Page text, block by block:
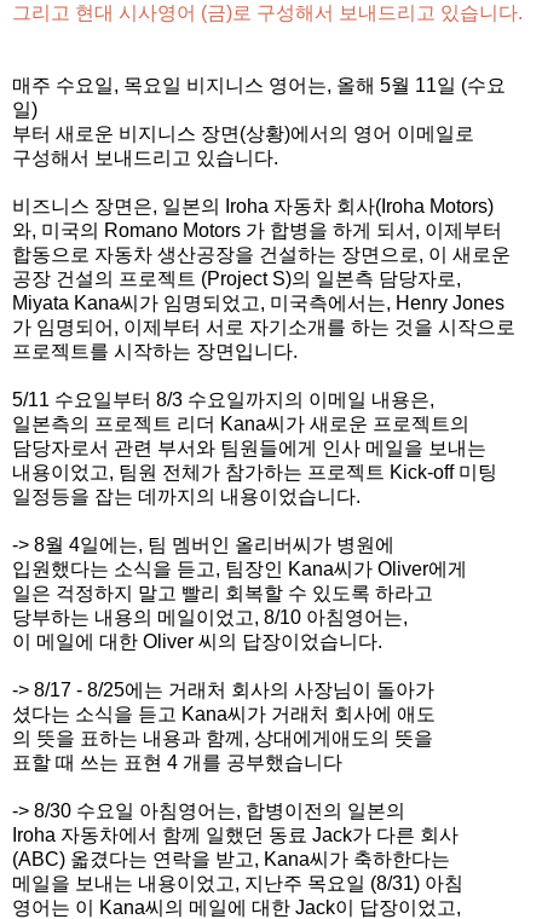
그리고 현대 시사영어 (금)로 구성해서 보내드리고 있습니다.
매주 수요일, 목요일 비지니스 영어는, 올해 5월 11일 (수요
일)
부터 새로운 비지니스 장면(상황)에서의 영어 이메일로
구성해서 보내드리고 있습니다.
비즈니스 장면은, 일본의 Iroha 자동차 회사(Iroha Motors)
와, 미국의 Romano Motors 가 합병을 하게 되서, 이제부터
합동으로 자동차 생산공장을 건설하는 장면으로, 이 새로운
공장 건설의 프로젝트 (Project S)의 일본측 담당자로,
Miyata Kana씨가 임명되었고, 미국측에서는, Henry Jones
가 임명되어, 이제부터 서로 자기소개를 하는 것을 시작으로
프로젝트를 시작하는 장면입니다.
5/11 수요일부터 8/3 수요일까지의 이메일 내용은,
일본측의 프로젝트 리더 Kana씨가 새로운 프로젝트의
담당자로서 관련 부서와 팀원들에게 인사 메일을 보내는
내용이었고, 팀원 전체가 참가하는 프로젝트 Kick-off 미팅
일정등을 잡는 데까지의 내용이었습니다.
-> 8월 4일에는, 팀 멤버인 올리버씨가 병원에
입원했다는 소식을 듣고, 팀장인 Kana씨가 Oliver에게
일은 걱정하지 말고 빨리 회복할 수 있도록 하라고
당부하는 내용의 메일이었고, 8/10 아침영어는,
이 메일에 대한 Oliver 씨의 답장이었습니다.
-> 8/17 - 8/25에는 거래처 회사의 사장님이 돌아가
셨다는 소식을 듣고 Kana씨가 거래처 회사에 애도
의 뜻을 표하는 내용과 함께, 상대에게애도의 뜻을
표할 때 쓰는 표현 4 개를 공부했습니다
-> 8/30 수요일 아침영어는, 합병이전의 일본의
Iroha 자동차에서 함께 일했던 동료 Jack가 다른 회사
(ABC) 옯겼다는 연락을 받고, Kana씨가 축하한다는
메일을 보내는 내용이었고, 지난주 목요일 (8/31) 아침
영어는 이 Kana씨의 메일에 대한 Jack이 답장이었고,